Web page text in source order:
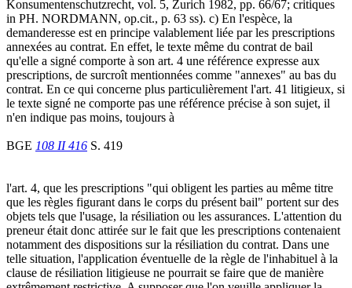
Konsumentenschutzrecht, vol. 5, Zurich 1982, pp. 66/67; critiques
in PH. NORDMANN, op.cit., p. 63 ss). c) En l'espèce, la
demanderesse est en principe valablement liée par les prescriptions
annexées au contrat. En effet, le texte même du contrat de bail
qu'elle a signé comporte à son art. 4 une référence expresse aux
prescriptions, de surcroît mentionnées comme "annexes" au bas du
contrat. En ce qui concerne plus particulièrement l'art. 41 litigieux, si
le texte signé ne comporte pas une référence précise à son sujet, il
n'en indique pas moins, toujours à
BGE 108 II 416 S. 419
l'art. 4, que les prescriptions "qui obligent les parties au même titre
que les règles figurant dans le corps du présent bail" portent sur des
objets tels que l'usage, la résiliation ou les assurances. L'attention du
preneur était donc attirée sur le fait que les prescriptions contenaient
notamment des dispositions sur la résiliation du contrat. Dans une
telle situation, l'application éventuelle de la règle de l'inhabituel à la
clause de résiliation litigieuse ne pourrait se faire que de manière